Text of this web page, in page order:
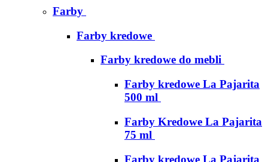
Farby
Farby kredowe
Farby kredowe do mebli
Farby kredowe La Pajarita
500 ml
Farby Kredowe La Pajarita
75 ml
Farby kredowe La Pajarita